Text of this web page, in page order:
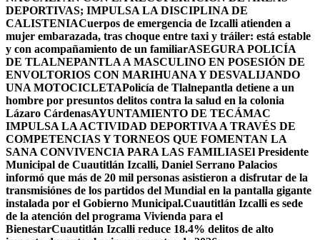
DEPORTIVAS; IMPULSA LA DISCIPLINA DE
CALISTENIACuerpos de emergencia de Izcalli atienden a
mujer embarazada, tras choque entre taxi y tráiler: está estable
y con acompañamiento de un familiarASEGURA POLICÍA
DE TLALNEPANTLA A MASCULINO EN POSESIÓN DE
ENVOLTORIOS CON MARIHUANA Y DESVALIJANDO
UNA MOTOCICLETAPolicía de Tlalnepantla detiene a un
hombre por presuntos delitos contra la salud en la colonia
Lázaro CárdenasAYUNTAMIENTO DE TECÁMAC
IMPULSA LA ACTIVIDAD DEPORTIVA A TRAVÉS DE
COMPETENCIAS Y TORNEOS QUE FOMENTAN LA
SANA CONVIVENCIA PARA LAS FAMILIASEl Presidente
Municipal de Cuautitlán Izcalli, Daniel Serrano Palacios
informó que más de 20 mil personas asistieron a disfrutar de la
transmisiónes de los partidos del Mundial en la pantalla gigante
instalada por el Gobierno Municipal.Cuautitlán Izcalli es sede
de la atención del programa Vivienda para el
BienestarCuautitlán Izcalli reduce 18.4% delitos de alto